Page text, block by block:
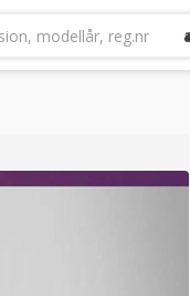
modellår, reg.nr